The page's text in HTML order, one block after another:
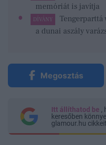
memóriát is javítja
DÍVÁNY
Tengerparttá
a dunai aszály
Megosztás
Itt állíthatod be ,
keresőben
glamour.hu cikkeit